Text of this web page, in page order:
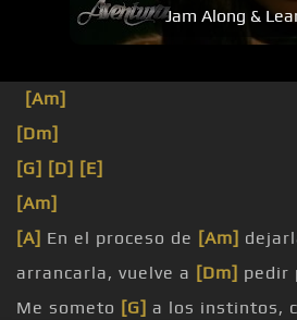
Jam Along &
[Am]
[Dm]
[G] [D] [E]
[Am]
[A] En el proceso de [Am]
arrancarla, vuelve a [Dm] pedir
Me someto [G] a los instintos,